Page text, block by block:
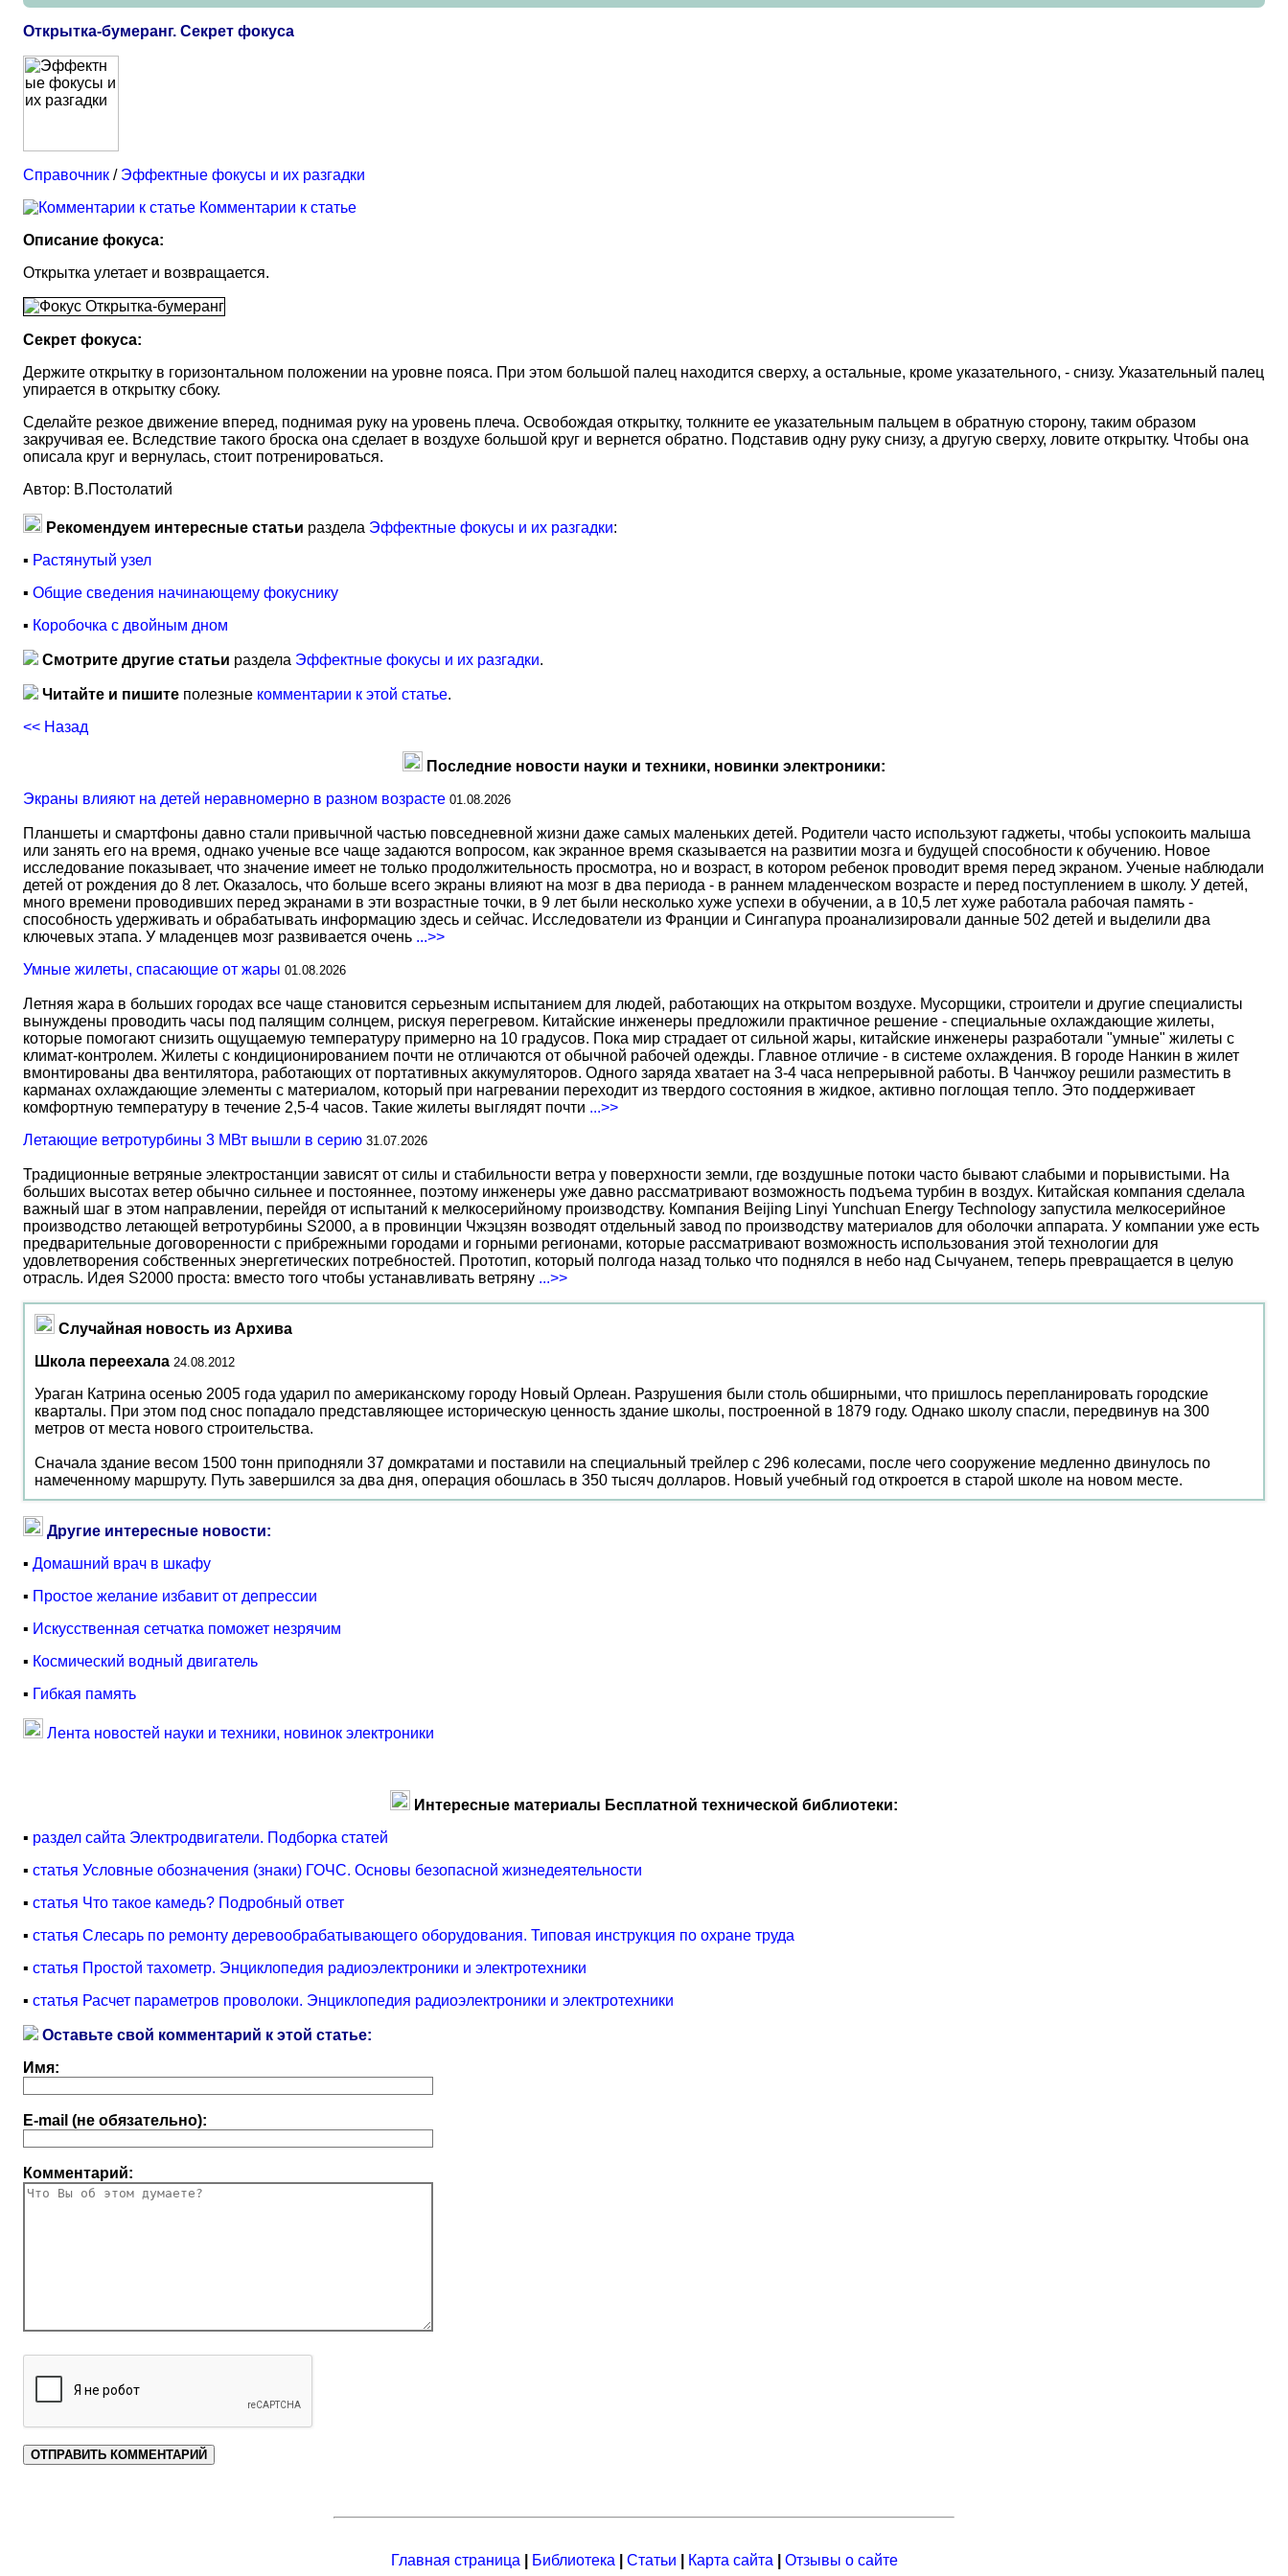
Открытка-бумеранг. Секрет фокуса
Справочник / Эффектные фокусы и их разгадки
Комментарии к статье
Описание фокуса:
Открытка улетает и возвращается.
Секрет фокуса:
Держите открытку в горизонтальном положении на уровне пояса. При этом большой палец находится сверху, а остальные, кроме указательного, - снизу. Указательный палец
упирается в открытку сбоку.
Сделайте резкое движение вперед, поднимая руку на уровень плеча. Освобождая открытку, толкните ее указательным пальцем в обратную сторону, таким образом
закручивая ее. Вследствие такого броска она сделает в воздухе большой круг и вернется обратно. Подставив одну руку снизу, а другую сверху, ловите открытку. Чтобы она
описала круг и вернулась, стоит потренироваться.
Автор: В.Постолатий
Рекомендуем интересные статьи раздела Эффектные фокусы и их разгадки:
▪ Растянутый узел
▪ Общие сведения начинающему фокуснику
▪ Коробочка с двойным дном
Смотрите другие статьи раздела Эффектные фокусы и их разгадки.
Читайте и пишите полезные комментарии к этой статье.
<< Назад
Последние новости науки и техники, новинки электроники:
Экраны влияют на детей неравномерно в разном возрасте 01.08.2026
Планшеты и смартфоны давно стали привычной частью повседневной жизни даже самых маленьких детей. Родители часто используют гаджеты, чтобы успокоить малыша
или занять его на время, однако ученые все чаще задаются вопросом, как экранное время сказывается на развитии мозга и будущей способности к обучению. Новое
исследование показывает, что значение имеет не только продолжительность просмотра, но и возраст, в котором ребенок проводит время перед экраном. Ученые наблюдали
детей от рождения до 8 лет. Оказалось, что больше всего экраны влияют на мозг в два периода - в раннем младенческом возрасте и перед поступлением в школу. У детей,
много времени проводивших перед экранами в эти возрастные точки, в 9 лет были несколько хуже успехи в обучении, а в 10,5 лет хуже работала рабочая память -
способность удерживать и обрабатывать информацию здесь и сейчас. Исследователи из Франции и Сингапура проанализировали данные 502 детей и выделили два
ключевых этапа. У младенцев мозг развивается очень ...>>
Умные жилеты, спасающие от жары 01.08.2026
Летняя жара в больших городах все чаще становится серьезным испытанием для людей, работающих на открытом воздухе. Мусорщики, строители и другие специалисты
вынуждены проводить часы под палящим солнцем, рискуя перегревом. Китайские инженеры предложили практичное решение - специальные охлаждающие жилеты,
которые помогают снизить ощущаемую температуру примерно на 10 градусов. Пока мир страдает от сильной жары, китайские инженеры разработали "умные" жилеты с
климат-контролем. Жилеты с кондиционированием почти не отличаются от обычной рабочей одежды. Главное отличие - в системе охлаждения. В городе Нанкин в жилет
вмонтированы два вентилятора, работающих от портативных аккумуляторов. Одного заряда хватает на 3-4 часа непрерывной работы. В Чанчжоу решили разместить в
карманах охлаждающие элементы с материалом, который при нагревании переходит из твердого состояния в жидкое, активно поглощая тепло. Это поддерживает
комфортную температуру в течение 2,5-4 часов. Такие жилеты выглядят почти ...>>
Летающие ветротурбины 3 МВт вышли в серию 31.07.2026
Традиционные ветряные электростанции зависят от силы и стабильности ветра у поверхности земли, где воздушные потоки часто бывают слабыми и порывистыми. На
больших высотах ветер обычно сильнее и постояннее, поэтому инженеры уже давно рассматривают возможность подъема турбин в воздух. Китайская компания сделала
важный шаг в этом направлении, перейдя от испытаний к мелкосерийному производству. Компания Beijing Linyi Yunchuan Energy Technology запустила мелкосерийное
производство летающей ветротурбины S2000, а в провинции Чжэцзян возводят отдельный завод по производству материалов для оболочки аппарата. У компании уже есть
предварительные договоренности с прибрежными городами и горными регионами, которые рассматривают возможность использования этой технологии для
удовлетворения собственных энергетических потребностей. Прототип, который полгода назад только что поднялся в небо над Сычуанем, теперь превращается в целую
отрасль. Идея S2000 проста: вместо того чтобы устанавливать ветряну ...>>
Случайная новость из Архива
Школа переехала 24.08.2012
Ураган Катрина осенью 2005 года ударил по американскому городу Новый Орлеан. Разрушения были столь обширными, что пришлось перепланировать городские
кварталы. При этом под снос попадало представляющее историческую ценность здание школы, построенной в 1879 году. Однако школу спасли, передвинув на 300
метров от места нового строительства.
Сначала здание весом 1500 тонн приподняли 37 домкратами и поставили на специальный трейлер с 296 колесами, после чего сооружение медленно двинулось по
намеченному маршруту. Путь завершился за два дня, операция обошлась в 350 тысяч долларов. Новый учебный год откроется в старой школе на новом месте.
Другие интересные новости:
▪ Домашний врач в шкафу
▪ Простое желание избавит от депрессии
▪ Искусственная сетчатка поможет незрячим
▪ Космический водный двигатель
▪ Гибкая память
Лента новостей науки и техники, новинок электроники
Интересные материалы Бесплатной технической библиотеки:
▪ раздел сайта Электродвигатели. Подборка статей
▪ статья Условные обозначения (знаки) ГОЧС. Основы безопасной жизнедеятельности
▪ статья Что такое камедь? Подробный ответ
▪ статья Слесарь по ремонту деревообрабатывающего оборудования. Типовая инструкция по охране труда
▪ статья Простой тахометр. Энциклопедия радиоэлектроники и электротехники
▪ статья Расчет параметров проволоки. Энциклопедия радиоэлектроники и электротехники
Оставьте свой комментарий к этой статье:
Имя:
E-mail (не обязательно):
Комментарий:
Главная страница Библиотека Статьи Карта сайта Отзывы о сайте